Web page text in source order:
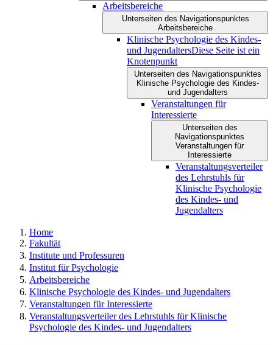
Arbeitsbereiche
Unterseiten des Navigationspunktes
Arbeitsbereiche
Klinische Psychologie des Kindes-
und JugendaltersDiese Seite ist ein
Knotenpunkt
Unterseiten des Navigationspunktes
Klinische Psychologie des Kindes-
und Jugendalters
Veranstaltungen für
Interessierte
Unterseiten des
Navigationspunktes
Veranstaltungen für
Interessierte
Veranstaltungsverteiler
des Lehrstuhls für
Klinische Psychologie
des Kindes- und
Jugendalters
Home
Fakultät
Institute und Professuren
Institut für Psychologie
Arbeitsbereiche
Klinische Psychologie des Kindes- und Jugendalters
Veranstaltungen für Interessierte
Veranstaltungsverteiler des Lehrstuhls für Klinische
Psychologie des Kindes- und Jugendalters